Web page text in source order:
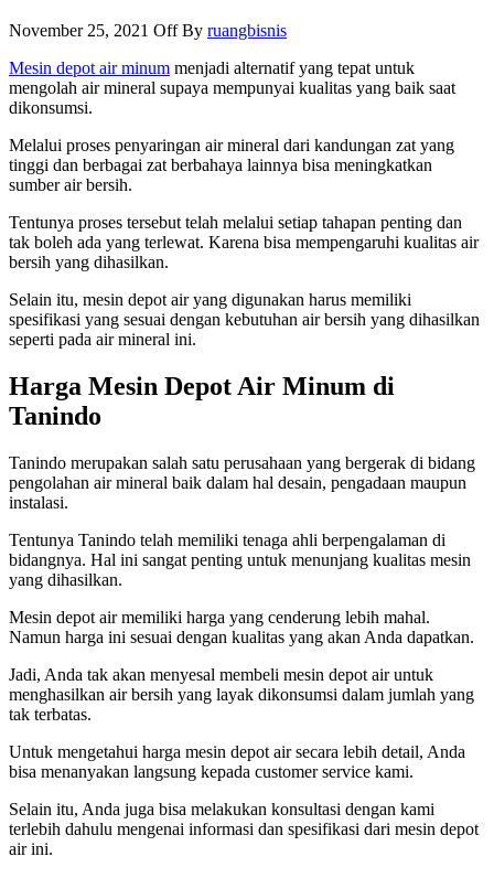
November 25, 2021 OffBy ruangbisnis
Mesin depot air minum menjadi alternatif yang tepat untuk
mengolah air mineral supaya mempunyai kualitas yang baik saat
dikonsumsi.
Melalui proses penyaringan air mineral dari kandungan zat yang
tinggi dan berbagai zat berbahaya lainnya bisa meningkatkan
sumber air bersih.
Tentunya proses tersebut telah melalui setiap tahapan penting dan
tak boleh ada yang terlewat. Karena bisa mempengaruhi kualitas air
bersih yang dihasilkan.
Selain itu, mesin depot air yang digunakan harus memiliki
spesifikasi yang sesuai dengan kebutuhan air bersih yang dihasilkan
seperti pada air mineral ini.
Harga Mesin Depot Air Minum di
Tanindo
Tanindo merupakan salah satu perusahaan yang bergerak di bidang
pengolahan air mineral baik dalam hal desain, pengadaan maupun
instalasi.
Tentunya Tanindo telah memiliki tenaga ahli berpengalaman di
bidangnya. Hal ini sangat penting untuk menunjang kualitas mesin
yang dihasilkan.
Mesin depot air memiliki harga yang cenderung lebih mahal.
Namun harga ini sesuai dengan kualitas yang akan Anda dapatkan.
Jadi, Anda tak akan menyesal membeli mesin depot air untuk
menghasilkan air bersih yang layak dikonsumsi dalam jumlah yang
tak terbatas.
Untuk mengetahui harga mesin depot air secara lebih detail, Anda
bisa menanyakan langsung kepada customer service kami.
Selain itu, Anda juga bisa melakukan konsultasi dengan kami
terlebih dahulu mengenai informasi dan spesifikasi dari mesin depot
air ini.